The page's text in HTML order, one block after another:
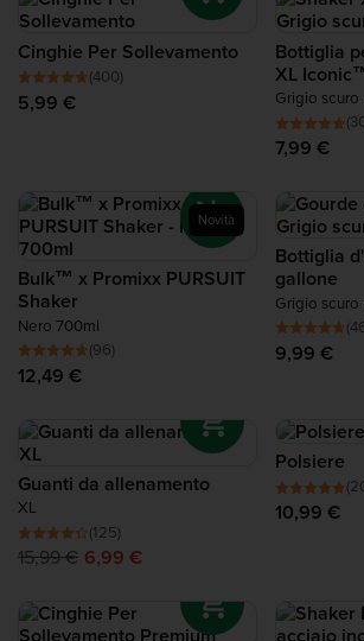
Proteine per Recupero
Complete Food Shake
Smoothies Proteici
Snack Proteici
Cibi e Alimenti Salutari
Cinghie Per Sollevamento
(400)
5,99 €
Bottiglia
XL
Grigio
7,99 €
Novità
Bulk™ x Promixx PURSUIT
Shaker
Nero 700ml
(96)
12,49 €
Bottiglia
gallone
Grigio
9,99 €
Guanti da allenamento
XL
(125)
15,99 € 6,99 €
Polsiere
10,99 €